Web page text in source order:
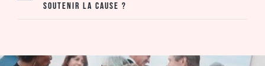
soutenir la cause ?